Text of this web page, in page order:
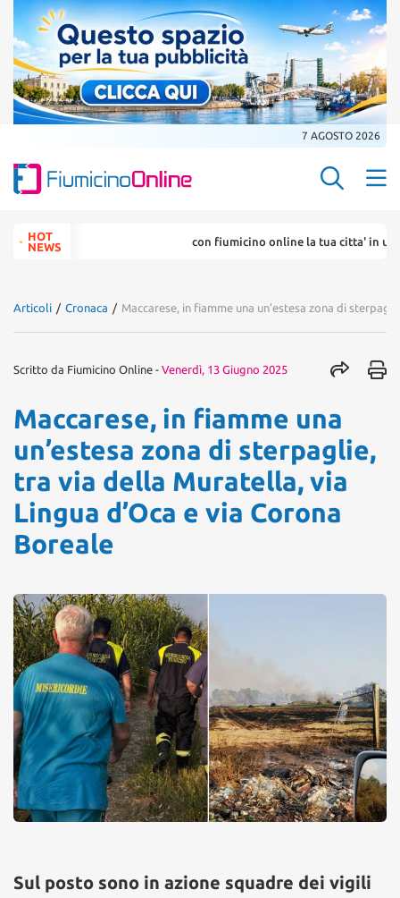
7 AGOSTO 2026
Search
for:HOT
NEWS
con fiumicino online la tua citta' in un ... click
Articoli / Cronaca / Maccarese, in fiamme una un’estesa zona di
Scritto da Fiumicino Online - Venerdì, 13 Giugno 2025
Maccarese, in fiamme una
un’estesa zona di sterpaglie,
tra via della Muratella, via
Lingua d’Oca e via Corona
Boreale
Sul posto sono in azione squadre dei vigili